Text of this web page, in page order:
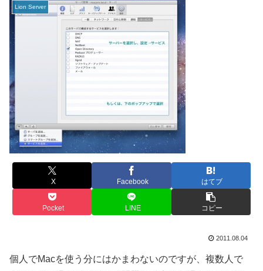
Lion Server
X Facebook はてブ
Pocket LINE コピー
2011.08.04
個人でMacを使う分にはかまわないのですが、複数人で